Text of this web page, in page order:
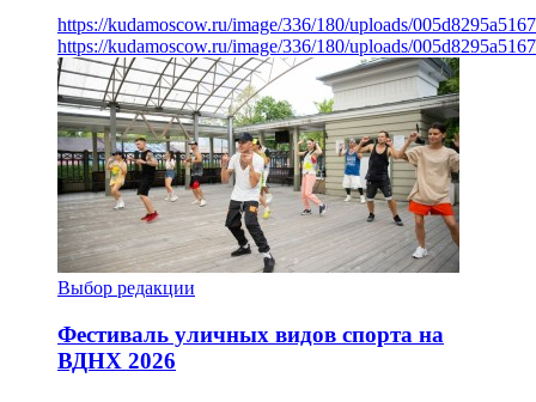
https://kudamoscow.ru/image/336/180/uploads/
https://kudamoscow.ru/image/336/180/uploads/
Выбор редакции
Фестиваль уличных видов спорта на
ВДНХ 2026